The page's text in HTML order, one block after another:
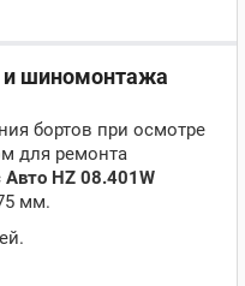
и шиномонтажа
бортов при осмотре
для ремонта
Авто HZ 08.401W
мм.